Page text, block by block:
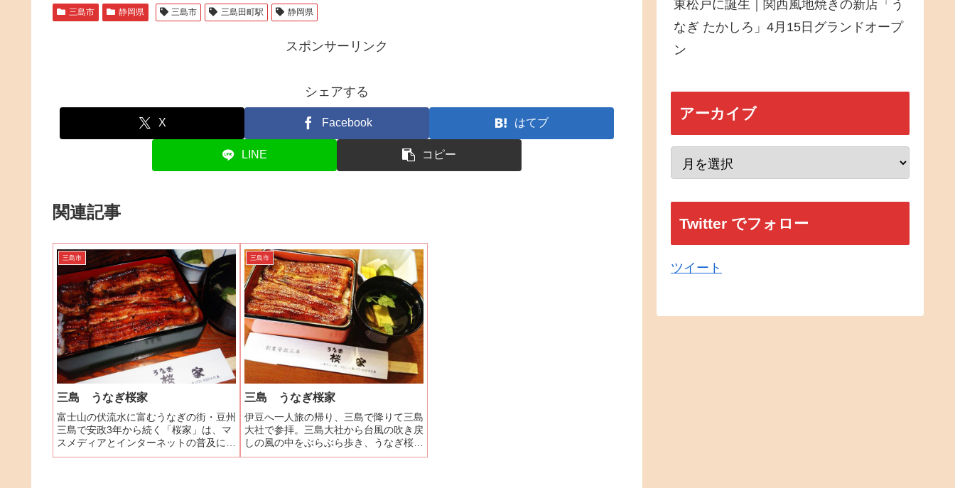
三島市 静岡県 三島市 三島田町駅 静岡県
スポンサーリンク
シェアする
X Facebook はてブ
LINE コピー
関連記事
三島市
三島 うなぎ桜家
富士山の伏流水に富むうなぎの街・豆州
三島で安政3年から続く「桜家」は、マ
スメディアとインターネットの普及によ
り日本全国からうなぎ好きの集まる名店
三島市
三島 うなぎ桜家
伊豆へ一人旅の帰り、三島で降りて三島
大社で参拝。三島大社から台風の吹き戻
しの風の中をぶらぶら歩き、うなぎ桜家
へ。平日からなのか、台風のせいなの
東松戸に誕生｜関西風地焼きの新店「う
なぎ たかしろ」4月15日グランドオープ
ン
アーカイブ
Twitter でフォロー
ツイート